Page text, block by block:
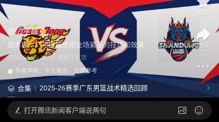
@闫宇峰
战术板｜广东男篮使用全场紧逼的技巧和效果
2026-06-29 20:33 发布于
北京
作者声明：个人观点，仅供参考
合集 2025-26赛季广东男篮战术精选回顾
收藏
分享
打开腾讯新闻客户端说两句